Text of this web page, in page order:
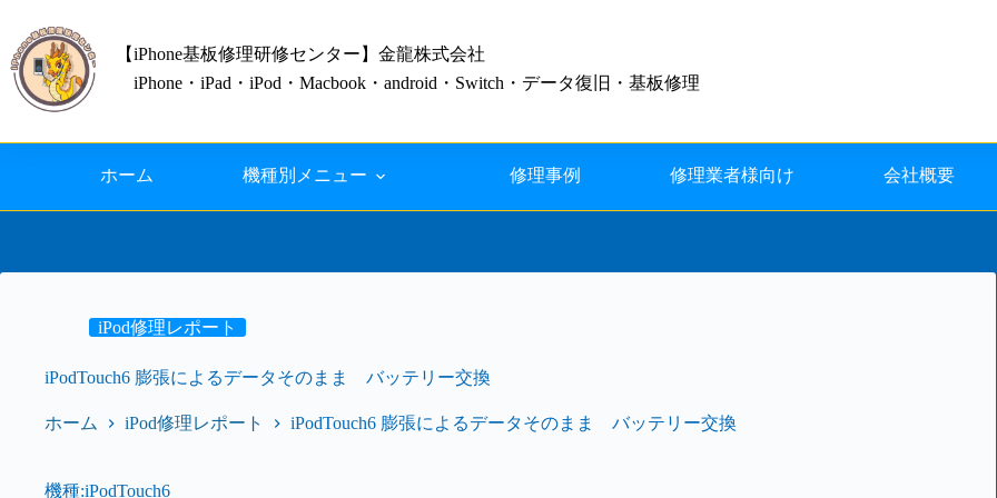
【iPhone基板修理研修センター】金龍株式会社
iPhone・iPad・iPod・Macbook・android・Switch・データ復旧・基板修理
ホーム 機種別メニュー 修理事例 修理業者様向け 会社概要
iPod修理レポート
iPodTouch6 膨張によるデータそのまま バッテリー交換
ホーム iPod修理レポート iPodTouch6 膨張によるデータそのまま バッテリー交換
機種:iPodTouch6